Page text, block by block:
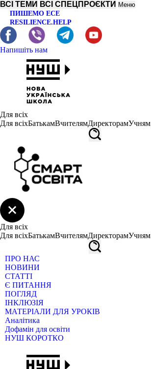
ВСІ ТЕМИ ВСІ СПЕЦПРОЄКТИ Меню
ПИШЕМО ЕСЕ
RESILIENCE.HELP
Напишіть нам
Для всіх
Для всіхБатькамВчителямДиректорамУчням
Для всіх
Для всіхБатькамВчителямДиректорамУчням
ПРО НАС
НОВИНИ
СТАТТІ
Є ПИТАННЯ
ПОГЛЯД
ІНКЛЮЗІЯ
МАТЕРІАЛИ ДЛЯ УРОКІВ
Аналітика
Дофамін для освіти
НУШ КОРОТКО